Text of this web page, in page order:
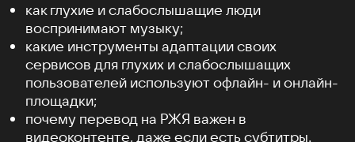
как глухие и слабослышащие люди
воспринимают музыку;
какие инструменты адаптации своих
сервисов для глухих и слабослышащих
пользователей используют офлайн- и онлайн-
площадки;
почему перевод на РЖЯ важен в
видеоконтенте, даже если есть субтитры.